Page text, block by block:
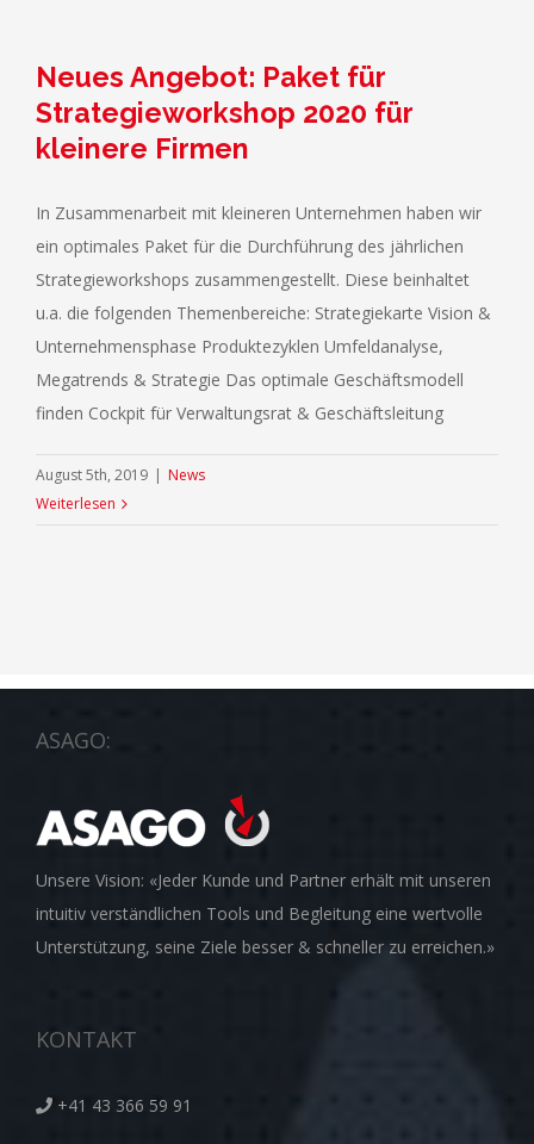
Neues Angebot: Paket für
Strategieworkshop 2020 für
kleinere Firmen
In Zusammenarbeit mit kleineren Unternehmen haben wir
ein optimales Paket für die Durchführung des jährlichen
Strategieworkshops zusammengestellt. Diese beinhaltet
u.a. die folgenden Themenbereiche: Strategiekarte Vision &
Unternehmensphase Produktezyklen Umfeldanalyse,
Megatrends & Strategie Das optimale Geschäftsmodell
finden Cockpit für Verwaltungsrat & Geschäftsleitung
August 5th, 2019 | News
Weiterlesen
ASAGO:
Unsere Vision: «Jeder Kunde und Partner erhält mit unseren
intuitiv verständlichen Tools und Begleitung eine wertvolle
Unterstützung, seine Ziele besser & schneller zu erreichen.»
KONTAKT
+41 43 366 59 91